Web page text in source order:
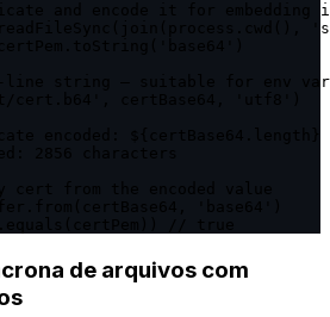
and encode it for
string — suitable for env
de arquivos com